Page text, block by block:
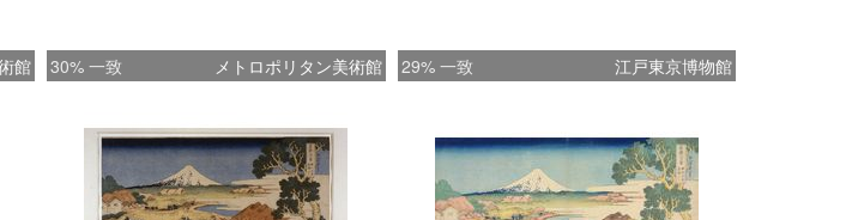
館 30% 一致 メトロポリタン美術館 29% 一致 江戸東京博物館